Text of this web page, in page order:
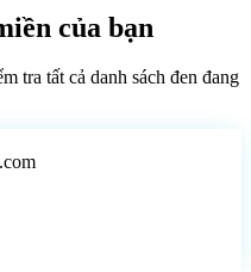
của bạn
tra tất cả danh sách đen đang